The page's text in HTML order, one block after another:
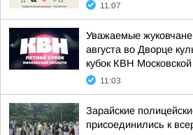
11:07
Уважаемые
августа во Дворце
кубок КВН
11:03
Зарайские
присоединились к